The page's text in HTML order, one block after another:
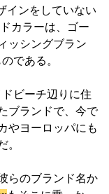
インをしていない
カラーは、ゴー
ッシングブラン
である。
ドビーチ辺りに住
ブランドで、今で
やヨーロッパにも
。
らのブランド名か